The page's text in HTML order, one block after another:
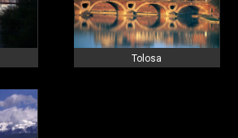
Tolosa